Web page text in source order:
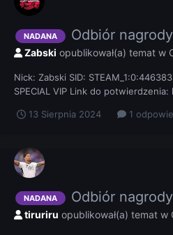
NADANA Odbiór
Zabski opublikował(a) temat w
Nick: Zabski SID:
SPECIAL VIP Link do
do=findComment&comment=134184
13 Sierpnia 2024 1
NADANA Odbiór
tiruriru opublikował(a) temat w